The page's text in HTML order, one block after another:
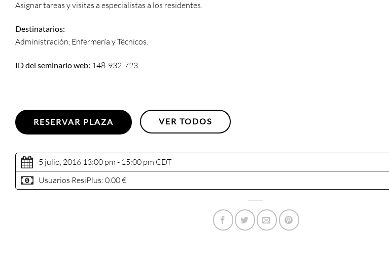
Asignar tareas y visitas a especialistas a los residentes.
Destinatarios:
Administración, Enfermería y Técnicos.
ID del seminario web: 148-932-723
RESERVAR PLAZA VER TODOS
5 julio, 2016 13:00 pm - 15:00 pm CDT
Usuarios ResiPlus: 0.00 €